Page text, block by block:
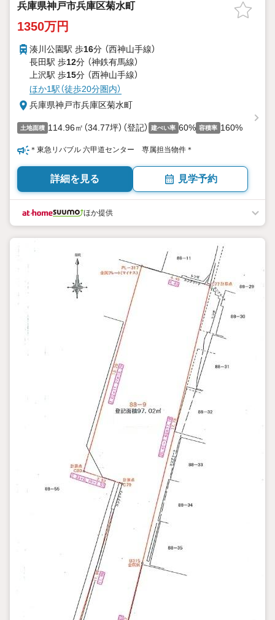
兵庫県神戸市兵庫区菊水町
1350万円
湊川公園駅 歩16分 （西神山手線）
長田駅 歩12分 （神鉄有馬線）
上沢駅 歩15分 （西神山手線）
ほか1駅（徒歩20分圏内）
兵庫県神戸市兵庫区菊水町
土地面積 114.96㎡（34.77坪）（登記） 建ぺい率 60% 容積率 160%
＊東急リバブル 六甲道センター 専属担当物件＊
詳細を見る 見学予約
ほか提供